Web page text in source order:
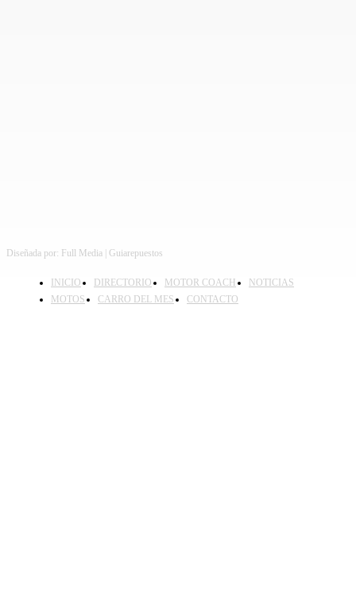
Diseñada por: Full Media | Guiarepuestos
INICIO DIRECTORIO MOTOR COACH
NOTICIAS
MOTOS
CARRO DEL MES CONTACTO